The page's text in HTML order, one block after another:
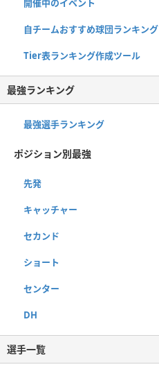
開催中のイベント
自チームおすすめ球団ランキング
Tier表ランキング作成ツール
最強ランキング
最強選手ランキング
ポジション別最強
先発
キャッチャー
セカンド
ショート
センター
DH
選手一覧